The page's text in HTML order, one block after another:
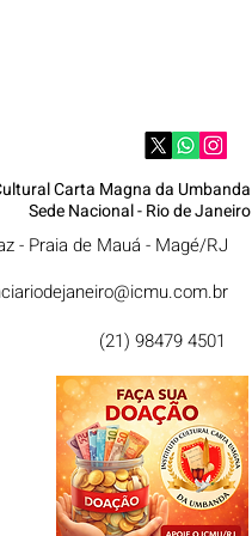
Carta Magna da Umbanda
Sede Nacional - Rio de Janeiro
- Praia de Mauá - Magé/RJ
(21) 98479 4501